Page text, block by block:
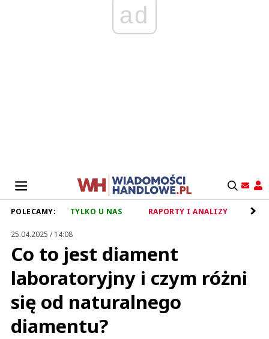
ad
POLECAMY: TYLKO U NAS RAPORTY I ANALIZY
25.04.2025 / 14:08
Co to jest diament
laboratoryjny i czym różni
się od naturalnego
diamentu?